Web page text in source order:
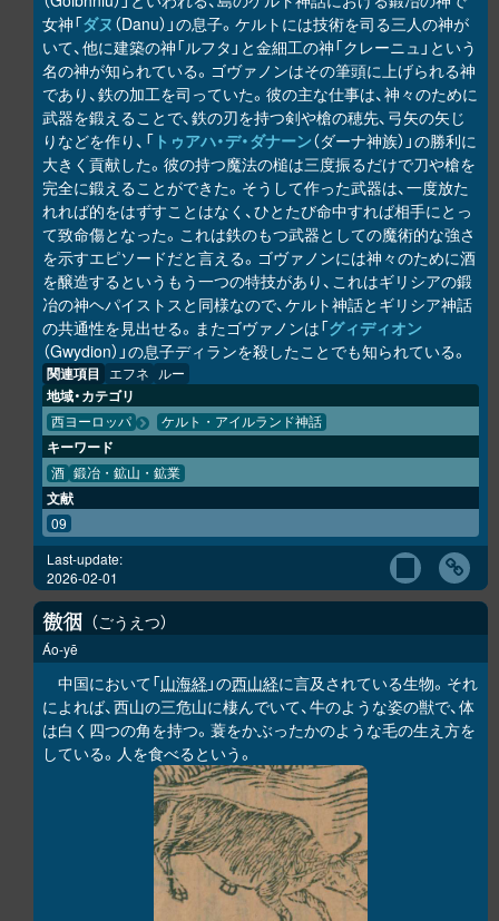
女神「ダヌ （Danu）」の息子。ケルトには技術を司る三人の神が
いて、他に建築の神「ルフタ」と金細工の神「クレーニュ」という
名の神が知られている。ゴヴァノンはその筆頭に上げられる神
であり、鉄の加工を司っていた。彼の主な仕事は、神々のために
武器を鍛えることで、鉄の刃を持つ剣や槍の穂先、弓矢の矢じ
りなどを作り、「 トゥアハ・デ・ダナーン（ダーナ神族）」の勝利に
大きく貢献した。彼の持つ魔法の槌は三度振るだけで刀や槍を
完全に鍛えることができた。そうして作った武器は、一度放た
れれば的をはずすことはなく、ひとたび命中すれば相手にとっ
て致命傷となった。これは鉄のもつ武器としての魔術的な強さ
を示すエピソードだと言える。ゴヴァノンには神々のために酒
を醸造するというもう一つの特技があり、これはギリシアの鍛
冶の神ヘパイストスと同様なので、ケルト神話とギリシア神話
の共通性を見出せる。またゴヴァノンは「グィディオン
（Gwydion）」の息子ディランを殺したことでも知られている。
関連項目 エフネ ルー
地域・カテゴリ
西ヨーロッパ ケルト・アイルランド神話
キーワード
酒 鍛冶・鉱山・鉱業
文献
09
Last-update:
2026-02-01
𢕟𢓨 ごうえつ
Áo-yē
中国において「山海経 」の西山経に言及されている生物。それ
によれば、西山の三危山に棲んでいて、牛のような姿の獣で、体
は白く四つの角を持つ。蓑をかぶったかのような毛の生え方を
している。人を食べるという。